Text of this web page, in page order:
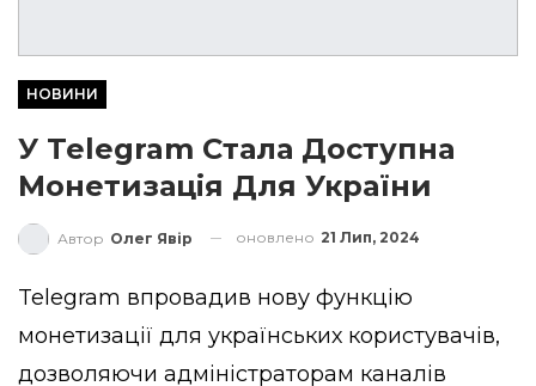
НОВИНИ
У Telegram Стала Доступна
Монетизація Для України
Автор Олег Явір оновлено 21 Лип, 2024
Telegram впровадив нову функцію
монетизації для українських користувачів,
дозволяючи адміністраторам каналів